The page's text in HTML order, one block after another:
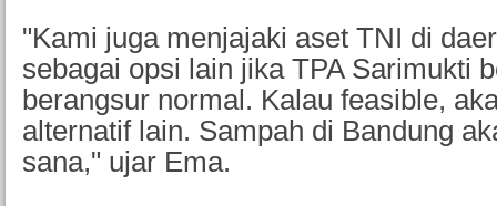
"Kami juga menjajaki aset TNI di
sebagai opsi lain jika TPA Sarimukti
berangsur normal. Kalau feasible,
alternatif lain. Sampah di Bandung
sana," ujar Ema.